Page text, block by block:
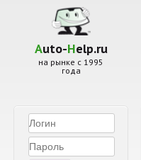
Auto-Help.ru
на рынке с 1995
года